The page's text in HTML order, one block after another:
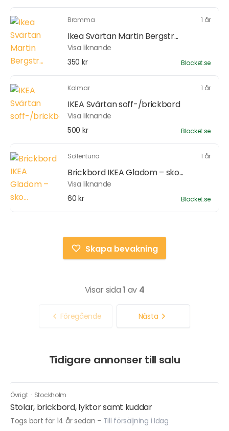
Bromma 1 år
Ikea Svärtan Martin Bergstr...
Visa liknande
350 kr
Blocket.se
Kalmar 1 år
IKEA Svärtan soff-/brickbord
Visa liknande
500 kr
Blocket.se
Sollentuna 1 år
Brickbord IKEA Gladom – sko...
Visa liknande
60 kr
Blocket.se
Skapa bevakning
Visar sida1 av 4
Föregående Nästa
Tidigare annonser till salu
Övrigt · Stockholm
Stolar, brickbord, lyktor samt kuddar
Togs bort för 14 år sedan - Till försäljning i Idag